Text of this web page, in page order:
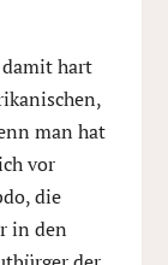
hart
man hat
vor
die
in den